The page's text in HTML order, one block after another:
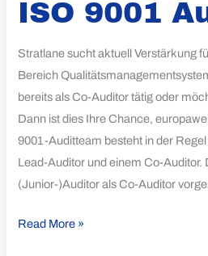
ISO 9001
Stratlane sucht aktuell Verstärkung
Bereich
bereits als Co-Auditor tätig oder
Dann ist dies Ihre Chance,
9001-Auditteam besteht in der
Lead-Auditor und einem Co-Auditor.
(Junior-)Auditor als Co-Auditor
9001
Read More »